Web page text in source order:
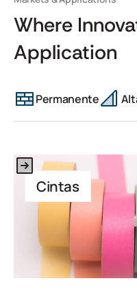
Where
Application
Permanente
Cintas
This is some text inside